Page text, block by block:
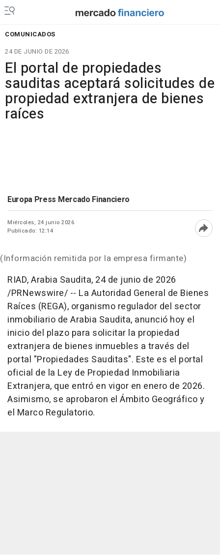
COMUNICADOS
24 DE JUNIO DE 2026
El portal de propiedades
sauditas aceptará solicitudes de
propiedad extranjera de bienes
raíces
Europa Press Mercado Financiero
Miércoles, 24 junio 2026
Publicado: 12:14
(Información remitida por la empresa firmante)
RIAD, Arabia Saudita, 24 de junio de 2026
/PRNewswire/ -- La Autoridad General de Bienes
Raíces (REGA), organismo regulador del sector
inmobiliario de Arabia Saudita, anunció hoy el
inicio del plazo para solicitar la propiedad
extranjera de bienes inmuebles a través del
portal "Propiedades Sauditas". Este es el portal
oficial de la Ley de Propiedad Inmobiliaria
Extranjera, que entró en vigor en enero de 2026.
Asimismo, se aprobaron el Ámbito Geográfico y
el Marco Regulatorio.